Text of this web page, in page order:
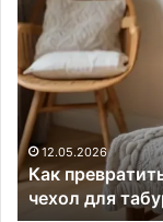
превратить
старый
свитер
в
стильный
чехол
для
табурета
12.05.2026
Как
чехол для